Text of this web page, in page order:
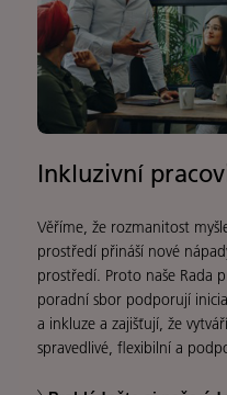
Inkluzivní
Věříme, že rozmanitost
prostředí přináší nové
prostředí. Proto naše Rada
poradní sbor podporují
a inkluze a zajišťují, že
spravedlivé, flexibilní a